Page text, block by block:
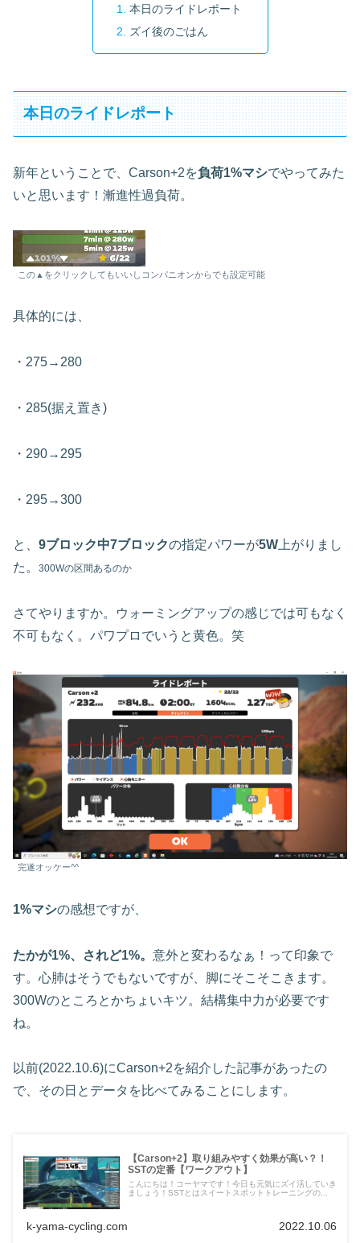
本日のライドレポート
ズイ後のごはん
本日のライドレポート
新年ということで、Carson+2を負荷1%マシでやってみた
いと思います！漸進性過負荷。
この▲をクリックしてもいいしコンパニオンからでも設定可能
具体的には、
・275→280
・285(据え置き)
・290→295
・295→300
と、 9ブロック中7ブロックの指定パワーが5W 上がりまし
た。
300Wの区間あるのか
さてやりますか。ウォーミングアップの感じでは可もなく
不可もなく。パワプロでいうと黄色。笑
完遂オッケー^^
1%マシの感想ですが、
たかが1%、されど1%。 意外と変わるなぁ！って印象で
す。心肺はそうでもないですが、脚にそこそこきます。
300Wのところとかちょいキツ。結構集中力が必要です
ね。
以前(2022.10.6)にCarson+2を紹介した記事があったの
で、その日とデータを比べてみることにします。
【Carson+2】取り組みやすく効果が高い？！
SSTの定番【ワークアウト】
こんにちは！コーヤマです！今日も元気にズイ活していき
ましょう！SSTとはスイートスポットトレーニングの...
k-yama-cycling.com 2022.10.06